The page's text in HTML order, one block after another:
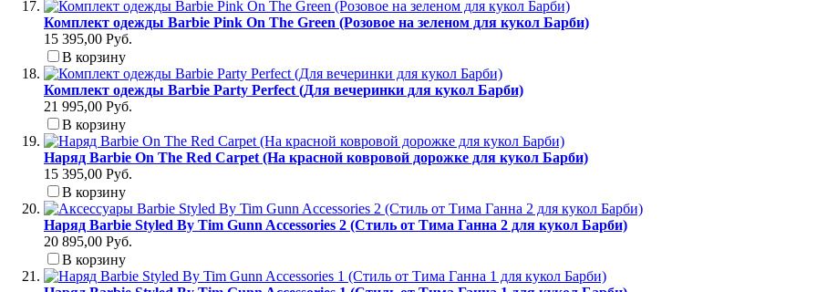
Комплект одежды Barbie Pink On The Green (Розовое на зеленом для кукол Барби)
15 395,00 Руб.
В корзину
Комплект одежды Barbie Party Perfect (Для вечеринки для кукол Барби)
21 995,00 Руб.
В корзину
Наряд Barbie On The Red Carpet (На красной ковровой дорожке для кукол Барби)
15 395,00 Руб.
В корзину
Наряд Barbie Styled By Tim Gunn Accessories 2 (Стиль от Тима Ганна 2 для кукол Барби)
20 895,00 Руб.
В корзину